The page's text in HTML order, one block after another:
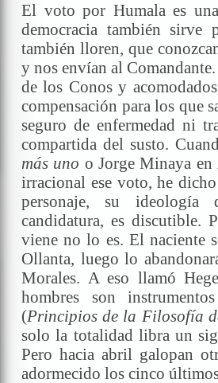
El voto por Humala es
democracia también sirve
también lloren, que
y nos envían al
de los Conos y
compensación para los que
seguro de enfermedad ni
compartida del susto.
más uno o Jorge Minaya en
irracional ese voto, he
personaje, su
candidatura, es discutible.
viene no lo es. El naciente
Ollanta, luego lo
Morales. A eso llamó
hombres son
(Principios de la Filosofía
solo la totalidad libra un
Pero hacia abril galopan
adormecido los cinco